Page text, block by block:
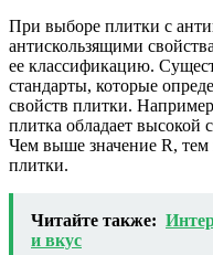
При выборе плитки с
антискользящими
ее классификацию.
стандарты, которые
свойств плитки.
плитка обладает высокой
Чем выше значение R,
плитки.
Читайте также:
и вкус